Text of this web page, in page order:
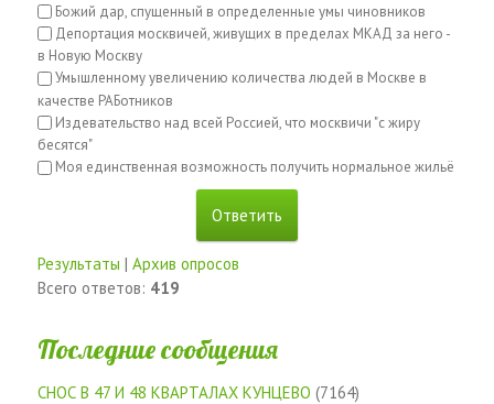
Божий дар, спущенный в определенные умы чиновников
Депортация москвичей, живущих в пределах МКАД за него -
в Новую Москву
Умышленному увеличению количества людей в Москве в
качестве РАБотников
Издевательство над всей Россией, что москвичи "с жиру
бесятся"
Моя единственная возможность получить нормальное жильё
Результаты | Архив опросов
Всего ответов: 419
Последние сообщения
СНОС В 47 И 48 КВАРТАЛАХ КУНЦЕВО (7164)